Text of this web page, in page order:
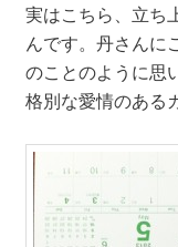
実はこちら、立ち
んです。丹さんに
のことのように思
格別な愛情のある